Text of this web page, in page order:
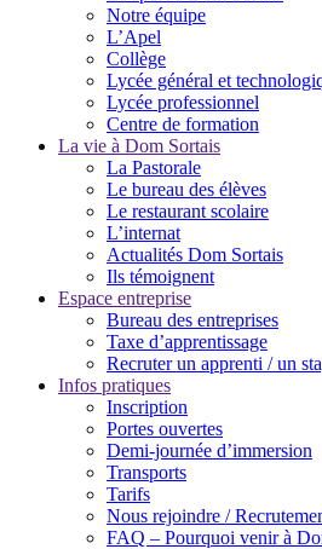
Notre équipe
L’Apel
Collège
Lycée général et
Lycée professionnel
Centre de formation
La vie à Dom Sortais
La Pastorale
Le bureau des élèves
Le restaurant scolaire
L’internat
Actualités Dom Sortais
Ils témoignent
Espace entreprise
Bureau des entreprises
Taxe d’apprentissage
Recruter un apprenti / un
Infos pratiques
Inscription
Portes ouvertes
Demi-journée d’immersion
Transports
Tarifs
Nous rejoindre /
FAQ – Pourquoi venir à